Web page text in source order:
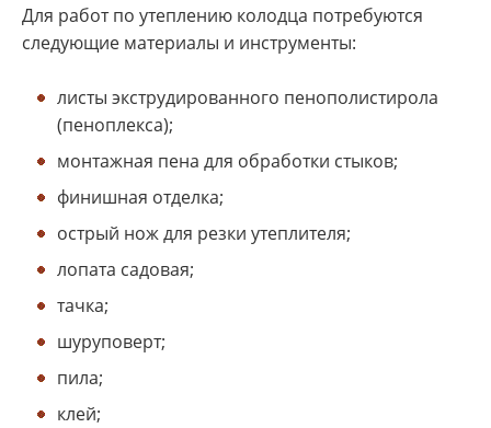
Для работ по утеплению колодца потребуются
следующие материалы и инструменты:
листы экструдированного пенополистирола
(пеноплекса);
монтажная пена для обработки стыков;
финишная отделка;
острый нож для резки утеплителя;
лопата садовая;
тачка;
шуруповерт;
пила;
клей;